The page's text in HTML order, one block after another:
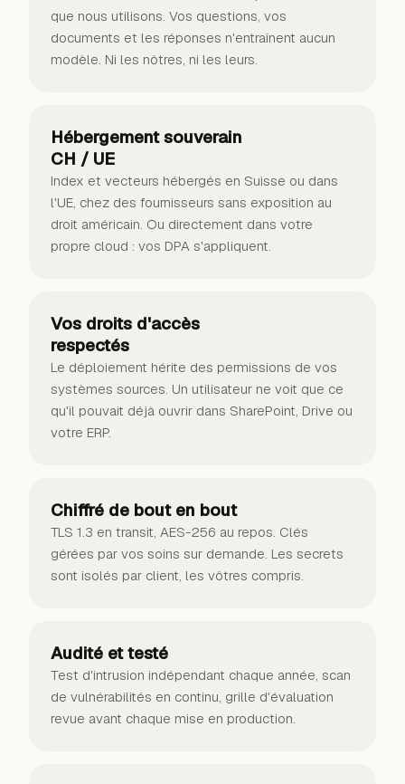
que nous utilisons. Vos questions, vos
documents et les réponses n'entraînent aucun
modèle. Ni les nôtres, ni les leurs.
Hébergement souverain
CH / UE
Index et vecteurs hébergés en Suisse ou dans
l'UE, chez des fournisseurs sans exposition au
droit américain. Ou directement dans votre
propre cloud : vos DPA s'appliquent.
Vos droits d'accès
respectés
Le déploiement hérite des permissions de vos
systèmes sources. Un utilisateur ne voit que ce
qu'il pouvait déjà ouvrir dans SharePoint, Drive ou
votre ERP.
Chiffré de bout en bout
TLS 1.3 en transit, AES-256 au repos. Clés
gérées par vos soins sur demande. Les secrets
sont isolés par client, les vôtres compris.
Audité et testé
Test d'intrusion indépendant chaque année, scan
de vulnérabilités en continu, grille d'évaluation
revue avant chaque mise en production.